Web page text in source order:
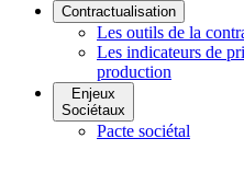
Contractualisation
Les outils de la
Les indicateurs de
production
Enjeux
Sociétaux
Pacte sociétal